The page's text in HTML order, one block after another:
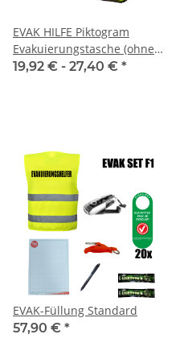
EVAK HILFE Piktogram
Evakuierungstasche (ohne
Inhalt)
19,92 € - 27,40 € *
EVAK-Füllung Standard
57,90 € *